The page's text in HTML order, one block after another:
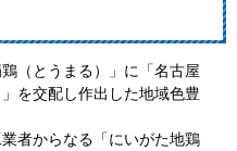
（とうまる）」に「名古屋
を交配し作出した地域色豊
者からなる「にいがた地鶏